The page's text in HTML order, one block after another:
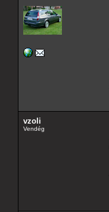
vzoli
Vendég